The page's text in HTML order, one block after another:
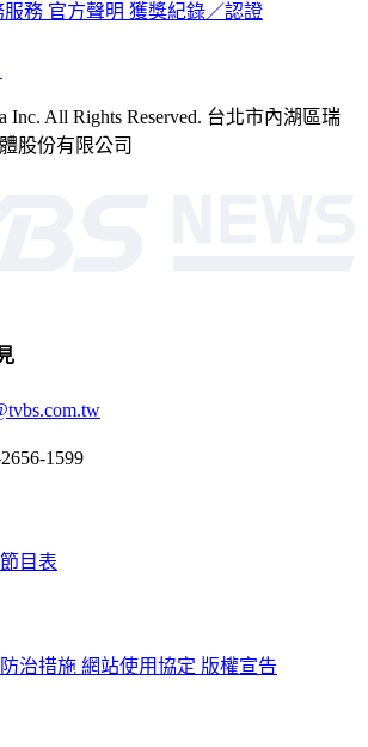
服務 官方聲明 獲獎紀錄／認證
Inc. All Rights Reserved. 台北市內湖區瑞
股份有限公司
1599
目表
治措施 網站使用協定 版權宣告